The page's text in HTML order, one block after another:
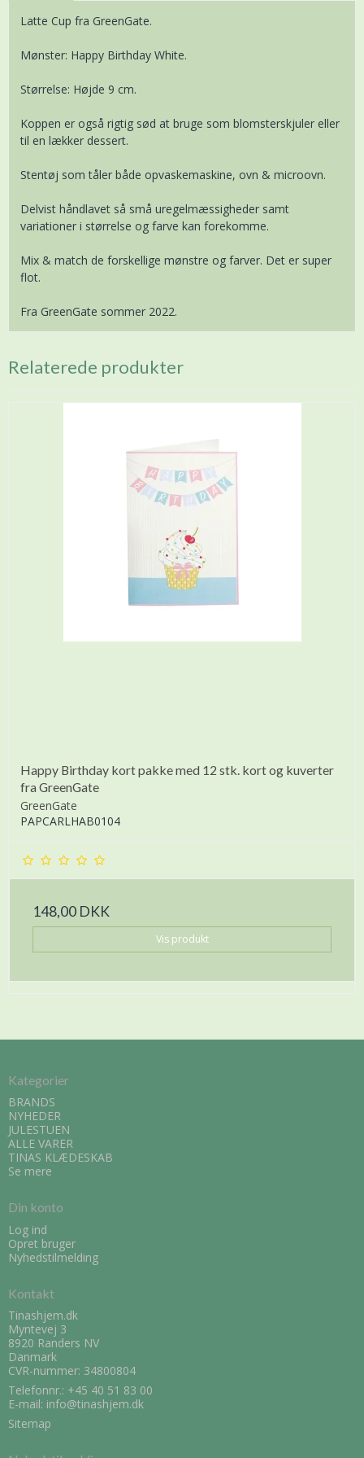
Latte Cup fra GreenGate.
Mønster: Happy Birthday White.
Størrelse: Højde 9 cm.
Koppen er også rigtig sød at bruge som blomsterskjuler eller
til en lækker dessert.
Stentøj som tåler både opvaskemaskine, ovn & microovn.
Delvist håndlavet så små uregelmæssigheder samt
variationer i størrelse og farve kan forekomme.
Mix & match de forskellige mønstre og farver. Det er super
flot.
Fra GreenGate sommer 2022.
Relaterede produkter
Happy Birthday kort pakke med 12 stk. kort og kuverter
fra GreenGate
GreenGate
PAPCARLHAB0104
148,00 DKK
Vis produkt
Kategorier
BRANDS
NYHEDER
JULESTUEN
ALLE VARER
TINAS KLÆDESKAB
Se mere
Din konto
Log ind
Opret bruger
Nyhedstilmelding
Kontakt
Tinashjem.dk
Myntevej 3
8920 Randers NV
Danmark
CVR-nummer: 34800804
Telefonnr.: +45 40 51 83 00
E-mail: info@tinashjem.dk
Sitemap